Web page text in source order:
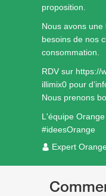
proposition.
Nous avons une
besoins de nos
consommation.
RDV sur https://
illimix0 pour
Nous prenons
L'équipe Orange
#ideesOrange
Expert